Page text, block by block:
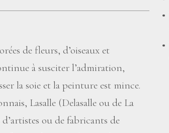
de fleurs, d’oiseaux et
à susciter l’admiration,
la soie et la peinture est mince.
Lasalle (Delasalle ou de La
ou de fabricants de